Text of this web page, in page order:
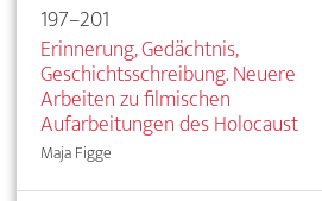
197–201
Erinnerung, Gedächtnis,
Geschichtsschreibung. Neuere
Arbeiten zu filmischen
Aufarbeitungen des Holocaust
Maja Figge